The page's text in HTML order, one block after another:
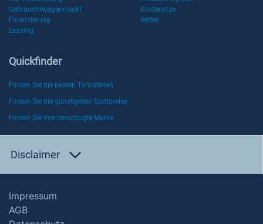
Gebrauchtwagenmarkt
Kindersitze
Finanzierung
Reifen
Leasing
Quickfinder
Finden Sie die besten Tankstellen
Finden Sie die günstigsten Spritpreise
Finden Sie Ihre bevorzugte Marke
Disclaimer
Impressum
AGB